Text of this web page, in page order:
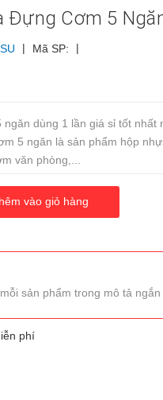
Đựng Cơm 5
| Mã SP: |
dùng 1 lần giá sỉ tốt nhất
5 ngăn là sản phẩm hộp
văn phòng,...
vào giỏ hàng
sản phẩm trong mô tả ngắn
phí